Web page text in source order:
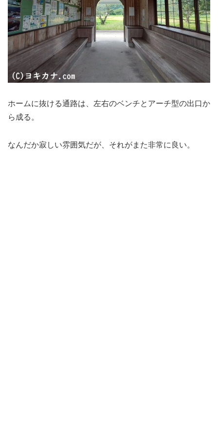
ホームに抜ける通路は、左右のベンチとアーチ型の出口か
ら成る。
なんだか寂しい雰囲気だが、それがまた非常に良い。